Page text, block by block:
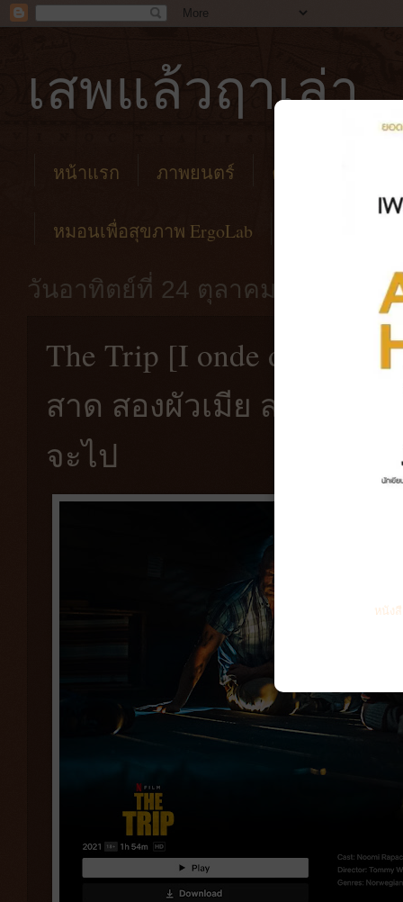
เสพแล้วฤาเล่า
หน้าแรก ภาพยนตร์ คาเฟ่
หมอนเพื่อสุขภาพ ErgoLab
วันอาทิตย์ที่ 24 ตุลาคม พ.ศ. 2564
The Trip [I onde dager,
สาด สองผัวเมีย สามนักโ
จะไป
หนัง